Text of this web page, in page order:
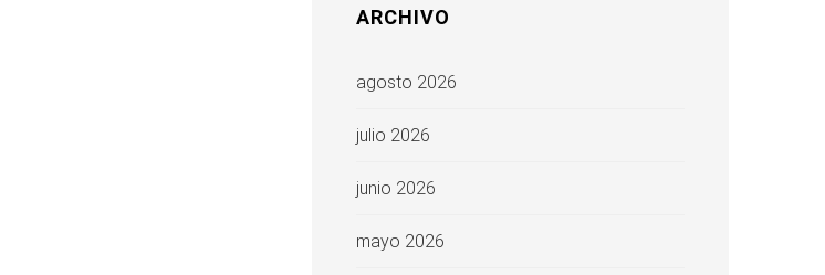
ARCHIVO
agosto 2026
julio 2026
junio 2026
mayo 2026